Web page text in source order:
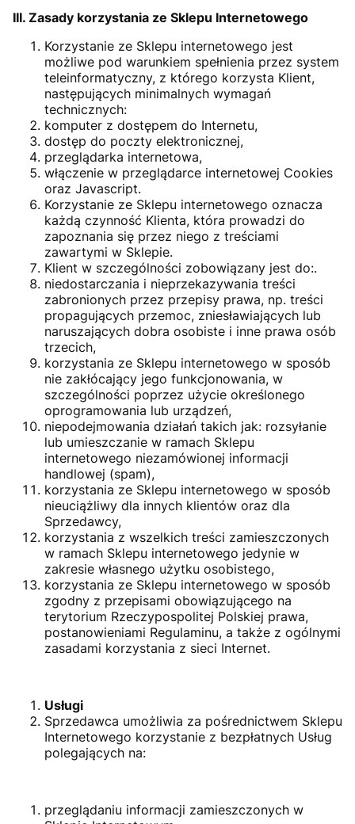
III. Zasady korzystania ze Sklepu Internetowego
Korzystanie ze Sklepu internetowego jest
możliwe pod warunkiem spełnienia przez system
teleinformatyczny, z którego korzysta Klient,
następujących minimalnych wymagań
technicznych:
komputer z dostępem do Internetu,
dostęp do poczty elektronicznej,
przeglądarka internetowa,
włączenie w przeglądarce internetowej Cookies
oraz Javascript.
Korzystanie ze Sklepu internetowego oznacza
każdą czynność Klienta, która prowadzi do
zapoznania się przez niego z treściami
zawartymi w Sklepie.
Klient w szczególności zobowiązany jest do:.
niedostarczania i nieprzekazywania treści
zabronionych przez przepisy prawa, np. treści
propagujących przemoc, zniesławiających lub
naruszających dobra osobiste i inne prawa osób
trzecich,
korzystania ze Sklepu internetowego w sposób
nie zakłócający jego funkcjonowania, w
szczególności poprzez użycie określonego
oprogramowania lub urządzeń,
niepodejmowania działań takich jak: rozsyłanie
lub umieszczanie w ramach Sklepu
internetowego niezamówionej informacji
handlowej (spam),
korzystania ze Sklepu internetowego w sposób
nieuciążliwy dla innych klientów oraz dla
Sprzedawcy,
korzystania z wszelkich treści zamieszczonych
w ramach Sklepu internetowego jedynie w
zakresie własnego użytku osobistego,
korzystania ze Sklepu internetowego w sposób
zgodny z przepisami obowiązującego na
terytorium Rzeczypospolitej Polskiej prawa,
postanowieniami Regulaminu, a także z ogólnymi
zasadami korzystania z sieci Internet.
Usługi
Sprzedawca umożliwia za pośrednictwem Sklepu
Internetowego korzystanie z bezpłatnych Usług
polegających na:
przeglądaniu informacji zamieszczonych w